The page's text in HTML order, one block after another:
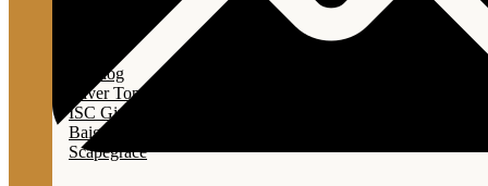
Bulldog
Silver Top
ISC Gin
Baigur
Scapegrace